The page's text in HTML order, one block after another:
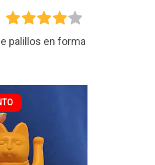
palillos en forma